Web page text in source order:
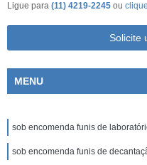
Ligue para (11) 4219-2245 ou
Solicite
MENU
sob encomenda funis de
sob encomenda funis de